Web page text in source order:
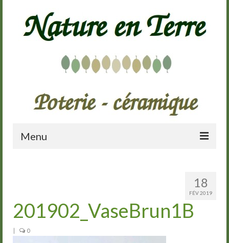
Menu
Galerie
Cours de poterie
18
FÉV 2019
201902_VaseBrun1B
| 0